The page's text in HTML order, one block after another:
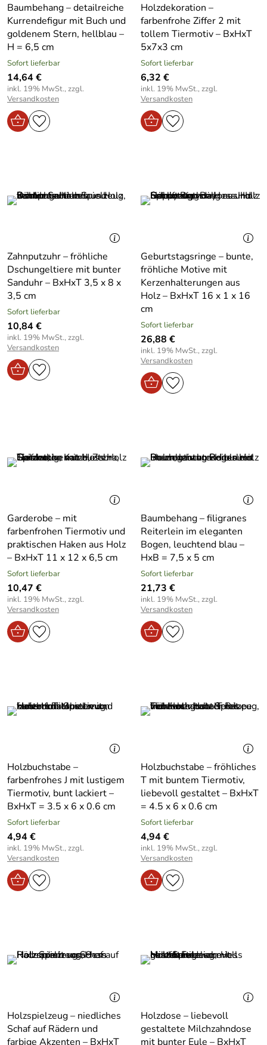
Baumbehang – detailreiche
Kurrendefigur mit Buch und
goldenem Stern, hellblau –
H = 6,5 cm
Sofort lieferbar
14,64 €
inkl. 19% MwSt., zzgl.
Versandkosten
Holzdekoration –
farbenfrohe Ziffer 2 mit
tollem Tiermotiv – BxHxT
5x7x3 cm
Sofort lieferbar
6,32 €
inkl. 19% MwSt., zzgl.
Versandkosten
Zahnputzuhr – fröhliche
Dschungeltiere mit bunter
Sanduhr – BxHxT 3,5 x 8 x
3,5 cm
Sofort lieferbar
10,84 €
inkl. 19% MwSt., zzgl.
Versandkosten
Geburtstagsringe – bunte,
fröhliche Motive mit
Kerzenhalterungen aus
Holz – BxHxT 16 x 1 x 16
cm
Sofort lieferbar
26,88 €
inkl. 19% MwSt., zzgl.
Versandkosten
Garderobe – mit
farbenfrohen Tiermotiv und
praktischen Haken aus Holz
– BxHxT 11 x 12 x 6,5 cm
Sofort lieferbar
10,47 €
inkl. 19% MwSt., zzgl.
Versandkosten
Baumbehang – filigranes
Reiterlein im eleganten
Bogen, leuchtend blau –
HxB = 7,5 x 5 cm
Sofort lieferbar
21,73 €
inkl. 19% MwSt., zzgl.
Versandkosten
Holzbuchstabe –
farbenfrohes J mit lustigem
Tiermotiv, bunt lackiert –
BxHxT = 3.5 x 6 x 0.6 cm
Sofort lieferbar
4,94 €
inkl. 19% MwSt., zzgl.
Versandkosten
Holzbuchstabe – fröhliches
T mit buntem Tiermotiv,
liebevoll gestaltet – BxHxT
= 4.5 x 6 x 0.6 cm
Sofort lieferbar
4,94 €
inkl. 19% MwSt., zzgl.
Versandkosten
Holzspielzeug – niedliches
Schaf auf Rädern und
farbige Akzenten – BxHxT
Holzdose – liebevoll
gestaltete Milchzahndose
mit bunter Eule – BxHxT